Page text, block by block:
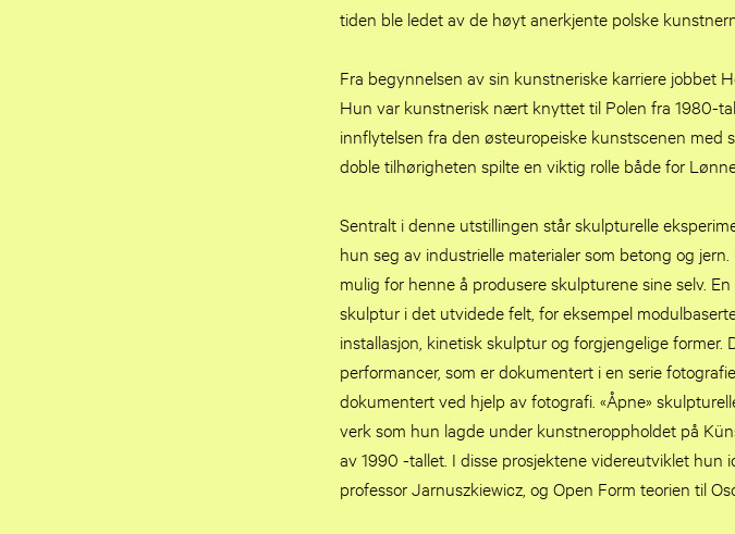
tiden ble ledet av de høyt anerkjente polske
Fra begynnelsen av sin kunstneriske karriere jobbet
Hun var kunstnerisk nært knyttet til Polen fra 1980-
innflytelsen fra den østeuropeiske kunstscenen med
doble tilhørigheten spilte en viktig rolle både for
Sentralt i denne utstillingen står skulpturelle
hun seg av industrielle materialer som betong og
mulig for henne å produsere skulpturene sine selv.
skulptur i det utvidede felt, for eksempel
installasjon, kinetisk skulptur og forgjengelige
performancer, som er dokumentert i en serie
dokumentert ved hjelp av fotografi. «Åpne»
verk som hun lagde under kunstneroppholdet på
av 1990 -tallet. I disse prosjektene videreutviklet
professor Jarnuszkiewicz, og Open Form teorien til